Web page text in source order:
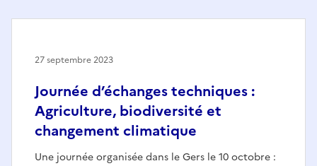
Journée d’échanges techniques :
Agriculture, biodiversité et
changement climatique
Une journée organisée dans le Gers le 10 octobre :
27 septembre 2023